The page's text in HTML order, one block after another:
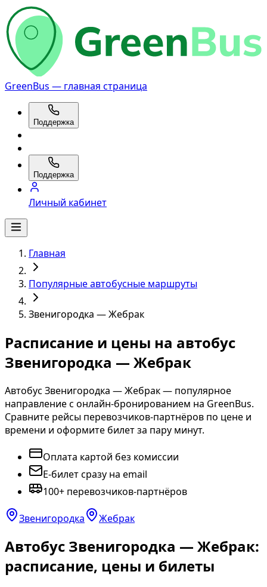
GreenBus — главная страница
Поддержка
Поддержка
Личный кабинет
Главная
Популярные автобусные маршруты
Звенигородка — Жебрак
Расписание и цены на автобус
Звенигородка — Жебрак
Автобус Звенигородка — Жебрак — популярное
направление с онлайн-бронированием на GreenBus.
Сравните рейсы перевозчиков-партнёров по цене и
времени и оформите билет за пару минут.
Оплата картой без комиссии
E-билет сразу на email
100+ перевозчиков-партнёров
Звенигородка Жебрак
Автобус Звенигородка — Жебрак:
расписание, цены и билеты